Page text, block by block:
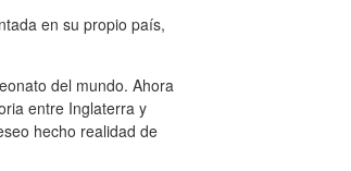
en su propio país,
del mundo. Ahora
entre Inglaterra y
hecho realidad de